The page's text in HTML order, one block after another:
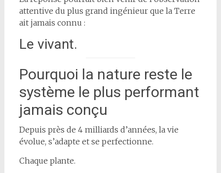
attentive du plus grand ingénieur que la Terre
ait jamais connu :
Le vivant.
Pourquoi la nature reste le
système le plus performant
jamais conçu
Depuis près de 4 milliards d’années, la vie
évolue, s’adapte et se perfectionne.
Chaque plante.